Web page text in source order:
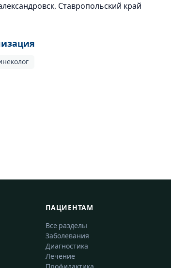
Ставропольский край
ПАЦИЕНТАМ
Все разделы
Заболевания
Диагностика
Лечение